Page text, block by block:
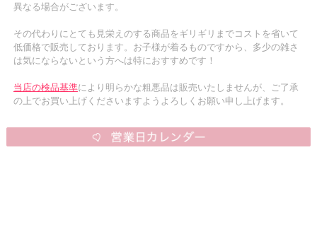
異なる場合がございます。
その代わりにとても見栄えのする商品をギリギリまでコストを省いて
低価格で販売しております。お子様が着るものですから、多少の雑さ
は気にならないという方へは特におすすめです！
当店の検品基準により明らかな粗悪品は販売いたしませんが、ご了承
の上でお買い上げくださいますようよろしくお願い申し上げます。